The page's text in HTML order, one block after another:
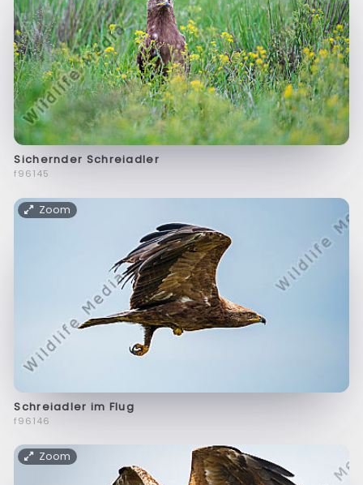
Sichernder Schreiadler
f96145
Zoom
Schreiadler im Flug
f96146
Zoom